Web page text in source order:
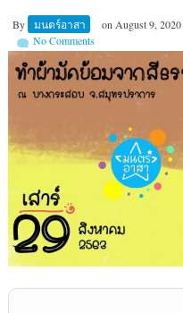
By มนตร์อาสา on August 9, 2020
No Comments